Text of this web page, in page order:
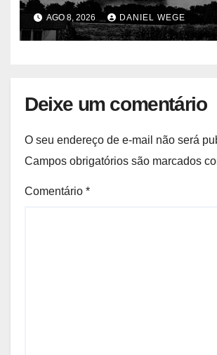
centenas de mortos
AGO 8, 2026 DANIEL WEGE
Deixe um comentário
O seu endereço de e-mail não será
Campos obrigatórios são marcados
Comentário *